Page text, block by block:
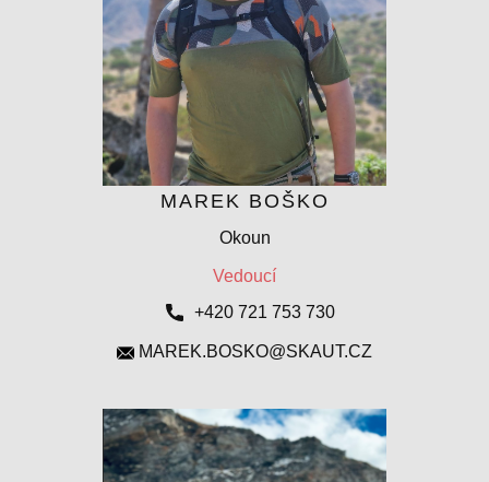
MAREK BOŠKO
Okoun
Vedoucí
+420 721 753 730
MAREK.BOSKO@SKAUT.CZ